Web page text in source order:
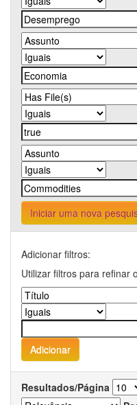
Iniciar uma nova
Adicionar filtros:
Utilizar filtros para refinar
Resultados/Página